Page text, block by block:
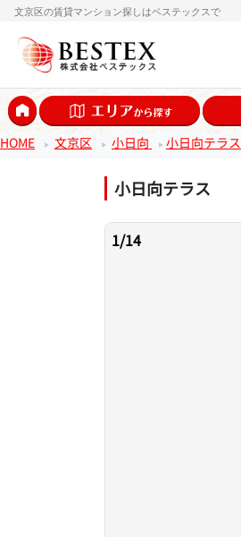
文京区の賃貸マンション探しはベステックスで
HOME 文京区 小日向 小日向テラス
小日向テラス
1/14